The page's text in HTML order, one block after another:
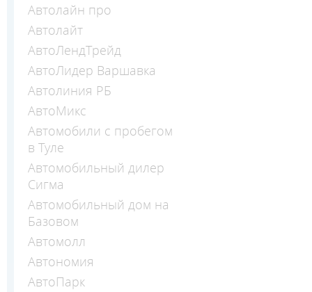
Автолайн про
Автолайт
АвтоЛендТрейд
АвтоЛидер Варшавка
Автолиния РБ
АвтоМикс
Автомобили с пробегом
в Туле
Автомобильный дилер
Сигма
Автомобильный дом на
Базовом
Автомолл
Автономия
АвтоПарк